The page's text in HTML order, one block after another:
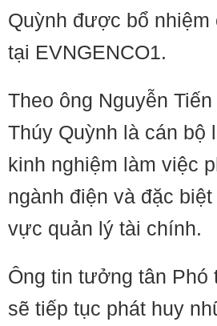
Quỳnh được bổ
tại EVNGENCO1.
Theo ông Nguyễn
Thúy Quỳnh là cán bộ
kinh nghiệm làm việc
ngành điện và đặc
vực quản lý tài chính.
Ông tin tưởng tân Phó
sẽ tiếp tục phát huy